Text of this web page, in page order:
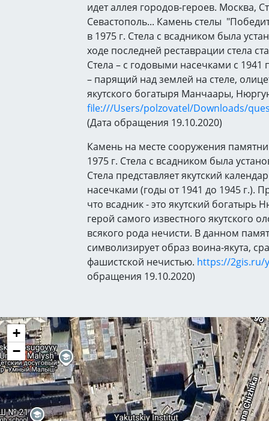
идет аллея городов-героев. Москва,
Севастополь... Камень стелы
в 1975 г. Стела с всадником была
ходе последней реставрации стела
Стела – с годовыми насечками с 1941
– парящий над землей на стеле,
якутского богатыря Манчаары,
file:///Users/polzovatel/Downloads/
(Дата обращения 19.10.2020)
Камень на месте сооружения
1975 г. Стела с всадником была
Стела представляет якутский
насечками (годы от 1941 до 1945 г.).
что всадник - это якутский богатырь
герой самого известного якутского
всякого рода нечисти. В данном
символизирует образ воина-якута,
фашистской нечистью. https://2gis.ru/
обращения 19.10.2020)
+
−